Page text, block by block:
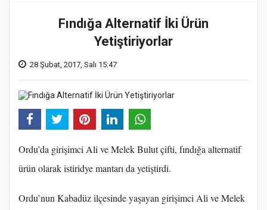
Fındığa Alternatif İki Ürün
Yetiştiriyorlar
28 Şubat, 2017, Salı 15:47
Ordu’da girişimci Ali ve Melek Bulut çifti, fındığa alternatif
ürün olarak istiridye mantarı da yetiştirdi.
Ordu’nun Kabadüz ilçesinde yaşayan girişimci Ali ve Melek